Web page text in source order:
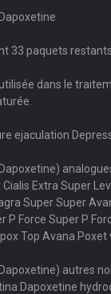
33 paquets restants
dans le
ejaculation
Extra Super
Super Super
P Force Super P
Top Avana Poxet
autres
Dapoxetine